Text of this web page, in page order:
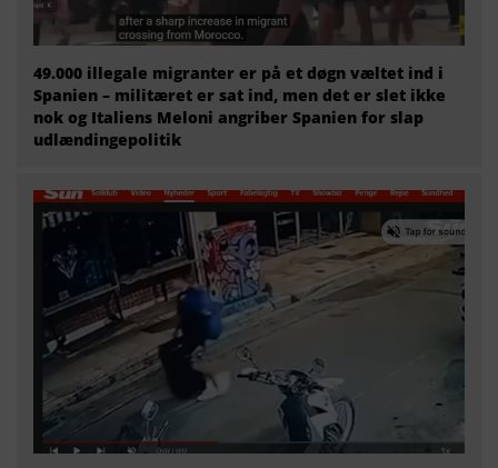
49.000 illegale migranter er på et døgn væltet ind i
Spanien – militæret er sat ind, men det er slet ikke
nok og Italiens Meloni angriber Spanien for slap
udlændingepolitik